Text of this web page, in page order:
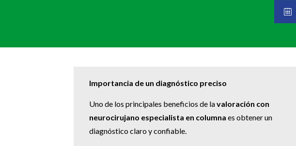
Importancia de un diagnóstico preciso
Uno de los principales beneficios de lavaloración con
neurocirujano especialista en columna es obtener un
diagnóstico claro y confiable.